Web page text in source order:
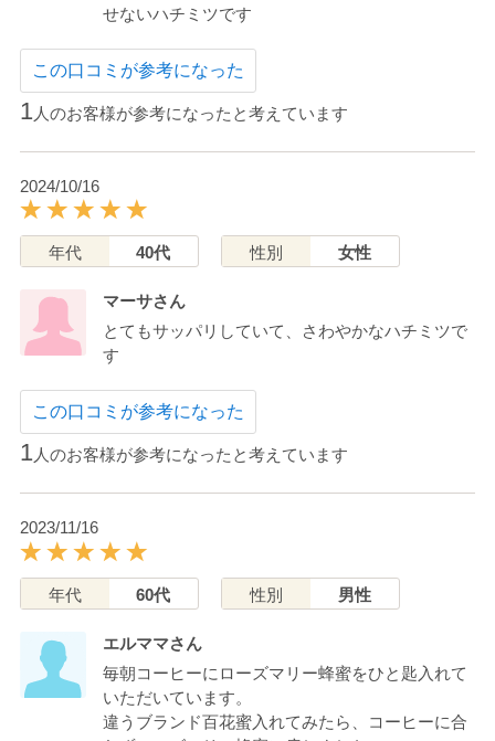
せないハチミツです
この口コミが参考になった
1 人のお客様が参考になったと考えています
2024/10/16
年代 40代 性別 女性
マーサさん
とてもサッパリしていて、さわやかなハチミツで
す
この口コミが参考になった
1人のお客様が参考になったと考えています
2023/11/16
年代 60代 性別 男性
エルママさん
毎朝コーヒーにローズマリー蜂蜜をひと匙入れて
いただいています。
違うブランド百花蜜入れてみたら、コーヒーに合